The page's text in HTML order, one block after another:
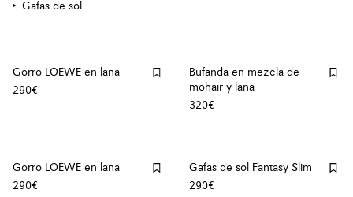
Gafas de sol
Gorro LOEWE en lana
290€
Bufanda en mezcla de
mohair y lana
320€
Gorro LOEWE en lana
290€
Gafas de sol Fantasy Slim
290€